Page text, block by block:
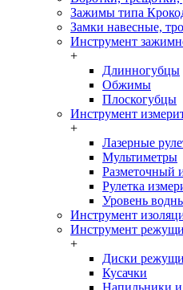
Зажимы типа
Замки навесные,
Инструмент
+
Длинногубцы
Обжимы
Плоскогубцы
Инструмент
+
Лазерные
Мультиметры
Разметочный
Рулетка
Уровень
Инструмент
Инструмент
+
Диски
Кусачки
Напильники